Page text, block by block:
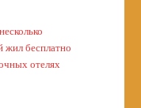
жил бесплатно
отелях